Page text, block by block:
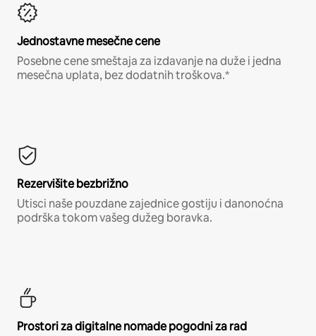
Jednostavne mesečne cene
Posebne cene smeštaja za izdavanje na duže i jedna
mesečna uplata, bez dodatnih troškova.*
Rezervišite bezbrižno
Utisci naše pouzdane zajednice gostiju i danonoćna
podrška tokom vašeg dužeg boravka.
Prostori za digitalne nomade pogodni za rad